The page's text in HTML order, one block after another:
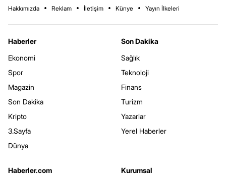
Hakkımızda Reklam İletişim Künye Yayın İlkeleri
Haberler
Ekonomi
Spor
Magazin
Son Dakika
Kripto
3.Sayfa
Dünya
Son Dakika
Sağlık
Teknoloji
Finans
Turizm
Yazarlar
Yerel Haberler
Haberler.com
Kurumsal